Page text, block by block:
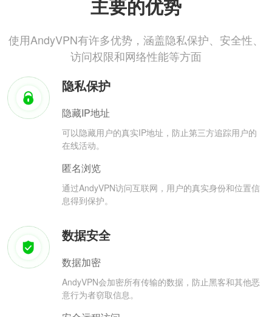
主要的优势
使用AndyVPN有许多优势，涵盖隐私保护、安全性、
访问权限和网络性能等方面
隐私保护
隐藏IP地址
可以隐藏用户的真实IP地址，防止第三方追踪用户的
在线活动。
匿名浏览
通过AndyVPN访问互联网，用户的真实身份和位置信
息得到保护。
数据安全
数据加密
AndyVPN会加密所有传输的数据，防止黑客和其他恶
意行为者窃取信息。